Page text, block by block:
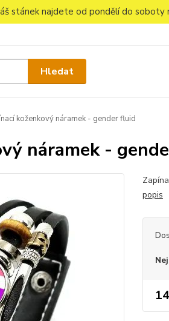
stánek najdete od pondělí do
Hledat
koženkový náramek - gender fluid
náramek -
popis